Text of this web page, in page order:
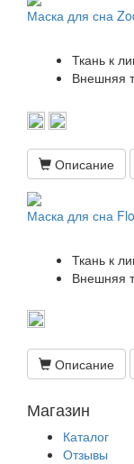
Маска для сна
Ткань к
Внешняя
Описание
Маска для сна
Ткань к
Внешняя
Описание
Магазин
Каталог
Отзывы